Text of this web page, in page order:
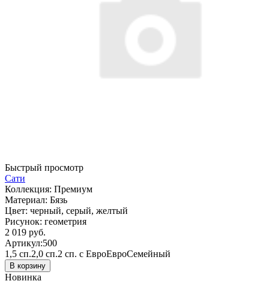
Быстрый просмотр
Сати
Коллекция: Премиум
Материал: Бязь
Цвет: черный, серый, желтый
Рисунок: геометрия
2 019 руб.
Артикул:500
1,5 сп.2,0 сп.2 сп. с ЕвроЕвроСемейный
В корзину
Новинка